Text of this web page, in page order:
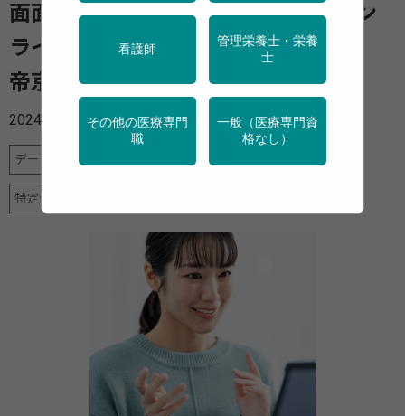
面面接と比べて効果は劣らない オン
ラインの活用可能性が広がる結果に
帝京大学
2024年05月20日
データヘルス計画 女性の健康
特定保健指導
看護師
管理栄養士・栄養
士
その他の医療専門
職
一般（医療専門資
格なし）